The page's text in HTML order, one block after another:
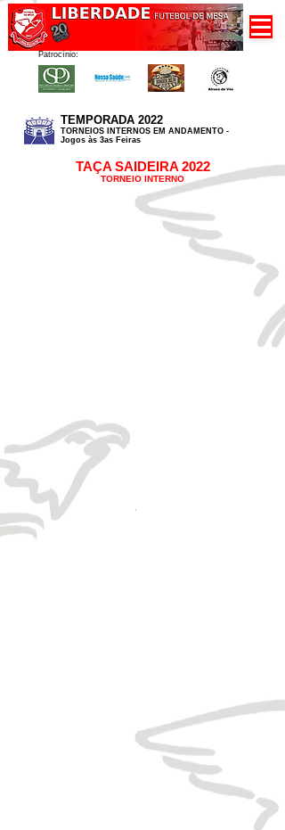
Patrocínio:
TEMPORADA 2022
TORNEIOS INTERNOS EM ANDAMENTO -
Jogos às 3as Feiras
TAÇA SAIDEIRA 2022
TORNEIO INTERNO